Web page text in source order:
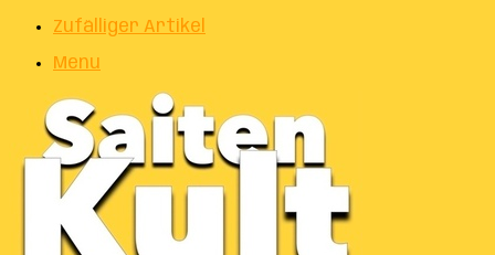
Zufälliger Artikel
Menu